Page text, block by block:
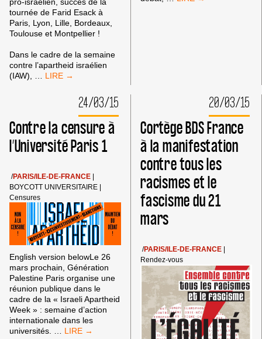
tournée de Farid Esack à
Paris, Lyon, Lille, Bordeaux,
Toulouse et Montpellier !
Dans le cadre de la semaine
contre l’apartheid israélien
(IAW),
SUCCÈS
TOURNÉE
FARID
ESACK
A
LILLE,
BORDEAUX,
TOULOUSE
ET
MONTPELLIER
!
–
TOLBIAC
24/03/15
Contre la censure à
l’Université Paris 1
/PARIS/ILE-DE-FRANCE
BOYCOTT UNIVERSITAIRE
Censures
English version belowLe 26
mars prochain, Génération
Palestine Paris organise une
réunion publique dans le
cadre de la « Israeli Apartheid
Week » : semaine d’action
internationale dans les
universités.
CONTRE
20/03/15
Cortège BDS France
à la manifestation
contre tous les
racismes et le
fascisme du 21
mars
/PARIS/ILE-DE-FRANCE
Rendez-vous